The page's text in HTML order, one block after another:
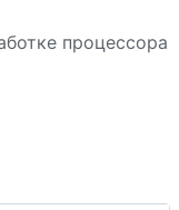
процессора